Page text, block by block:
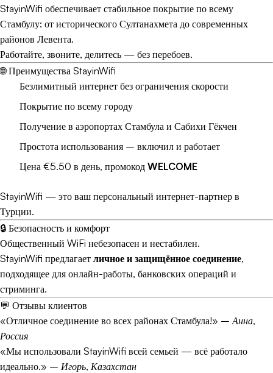
StayinWifi обеспечивает стабильное покрытие по всему
Стамбулу: от исторического Султанахмета до современных
районов Левента.
Работайте, звоните, делитесь — без перебоев.
🌐 Преимущества StayinWifi
Безлимитный интернет без ограничения скорости
Покрытие по всему городу
Получение в аэропортах Стамбула и Сабихи Гёкчен
Простота использования – включил и работает
Цена €5.50 в день, промокод WELCOME
StayinWifi — это ваш персональный интернет-партнер в
Турции.
🔒 Безопасность и комфорт
Общественный WiFi небезопасен и нестабилен.
StayinWifi предлагает личное и защищённое соединение,
подходящее для онлайн-работы, банковских операций и
стриминга.
💬 Отзывы клиентов
«Отличное соединение во всех районах Стамбула!» – Анна,
Россия
«Мы использовали StayinWifi всей семьей — всё работало
идеально.» – Игорь, Казахстан